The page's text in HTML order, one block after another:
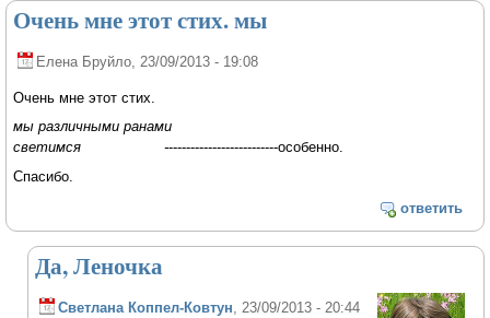
Очень мне этот стих. мы
Елена Бруйло , 23/09/2013 - 19:08
Очень мне этот стих.
мы различными ранами
светимся --------------------------особенно.
Спасибо.
ответить
Да, Леночка
Светлана Коппел-Ковтун, 23/09/2013 - 20:44